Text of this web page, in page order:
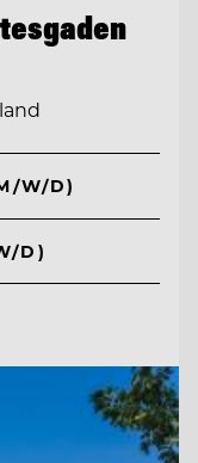
W/D)
D)